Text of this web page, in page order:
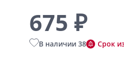
675 ₽
В наличии 38 Срок